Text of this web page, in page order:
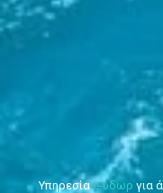
Υπηρεσίαe-ύδωρ για